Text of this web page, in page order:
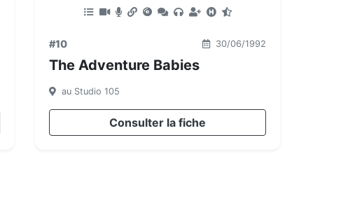
#10 30/06/1992
The Adventure Babies
au Studio 105
Consulter la fiche